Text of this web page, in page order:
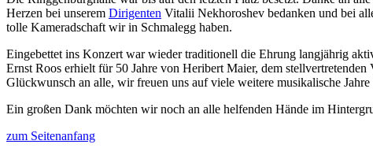
Herzen bei unserem Dirigenten Vitalii Nekhoroshev bedanken und bei
tolle Kameradschaft wir in Schmalegg haben.
Eingebettet ins Konzert war wieder traditionell die Ehrung langjährig
Ernst Roos erhielt für 50 Jahre von Heribert Maier, dem stellvertretenden
Glückwunsch an alle, wir freuen uns auf viele weitere musikalische
Ein großen Dank möchten wir noch an alle helfenden Hände im
zum Seitenanfang